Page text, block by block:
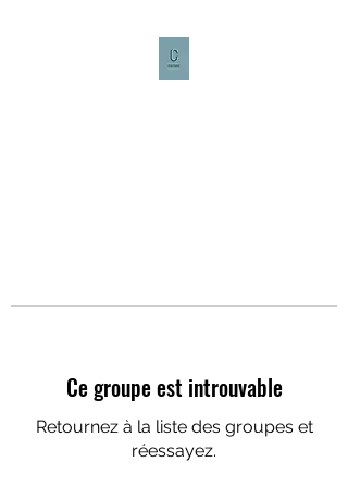
Ce groupe est introuvable
Retournez à la liste des groupes et
réessayez.